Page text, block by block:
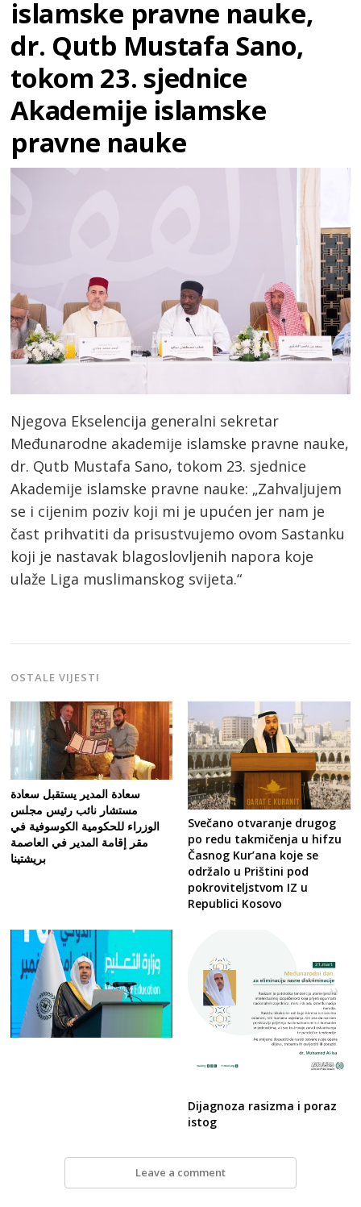
islamske pravne nauke,
dr. Qutb Mustafa Sano,
tokom 23. sjednice
Akademije islamske
pravne nauke
Njegova Ekselencija generalni sekretar
Međunarodne akademije islamske pravne nauke,
dr. Qutb Mustafa Sano, tokom 23. sjednice
Akademije islamske pravne nauke: „Zahvaljujem
se i cijenim poziv koji mi je upućen jer nam je
čast prihvatiti da prisustvujemo ovom Sastanku
koji je nastavak blagoslovljenih napora koje
ulaže Liga muslimanskog svijeta.“
OSTALE VIJESTI
سعادة المدير يستقبل سعادة
مستشار نائب رئيس مجلس
الوزراء للحكومية الكوسوفية في
مقر إقامة المدير في العاصمة
بريشتينا
Svečano otvaranje drugog
po redu takmičenja u hifzu
Časnog Kur’ana koje se
održalo u Prištini pod
pokroviteljstvom IZ u
Republici Kosovo
Dijagnoza rasizma i poraz
istog
Leave a comment